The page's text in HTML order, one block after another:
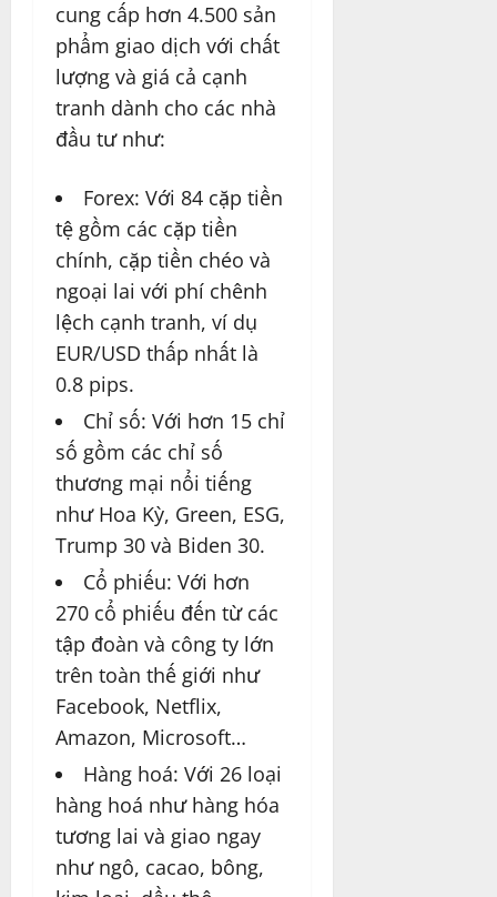
cung cấp hơn 4.500 sản
phẩm giao dịch với chất
lượng và giá cả cạnh
tranh dành cho các nhà
đầu tư như:
Forex: Với 84 cặp tiền
tệ gồm các cặp tiền
chính, cặp tiền chéo và
ngoại lai với phí chênh
lệch cạnh tranh, ví dụ
EUR/USD thấp nhất là
0.8 pips.
Chỉ số: Với hơn 15 chỉ
số gồm các chỉ số
thương mại nổi tiếng
như Hoa Kỳ, Green, ESG,
Trump 30 và Biden 30.
Cổ phiếu: Với hơn
270 cổ phiếu đến từ các
tập đoàn và công ty lớn
trên toàn thế giới như
Facebook, Netflix,
Amazon, Microsoft…
Hàng hoá: Với 26 loại
hàng hoá như hàng hóa
tương lai và giao ngay
như ngô, cacao, bông,